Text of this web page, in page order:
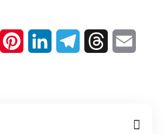
WhatsAppPinterest LinkedIn TelegramThreads